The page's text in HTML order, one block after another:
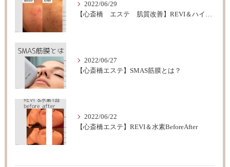
2022/06/29
【心斎橋 エステ 肌質改善】REVI＆ハイドロフェイシャルBeforeAfter
2022/06/27
【心斎橋エステ】SMAS筋膜とは？
2022/06/22
【心斎橋エステ】REVI＆水素BeforeAfter